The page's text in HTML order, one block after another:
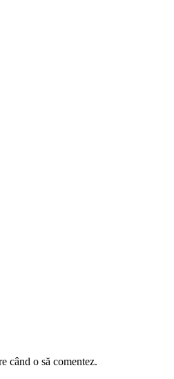
când o să comentez.